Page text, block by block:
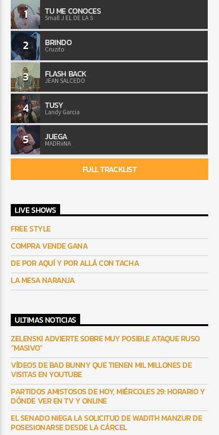
1 TU ME CONOCES
Small J EL DE LA S
2 BRINDO
Cruzito
3 FLASH BACK
JEAN SALCEDO
4 TUSY
Landy Garcia
5 JUEGA
MADRiiNA
FULL TRACKLIST
LIVE SHOWS
FREE STYLE
COMPRA VENDE GANA
DE POR AQUÍ Y POR ALLÁ CON TACHA
LA MESA NARANJA
ULTIMAS NOTICIAS
ZELENSKI ADVIERTE SOBRE MUY POSIBLE ATAQUE RUSO
“MASIVO”
VÍDEOS DE BAD BUNNY QUE TIENEN MIL MILLONES DE
VISITAS EN YOUTUBE
PARTIDOS AMISTOSOS DE HOY, MIÉRCOLES 29: HORARIO Y
DÓNDE VER EN TV Y ONLINE
EL SENADO NIEGA LA SOLICITUD DE WADITH MANZUR DE
POSESIONARSE DESDE LA CÁRCEL